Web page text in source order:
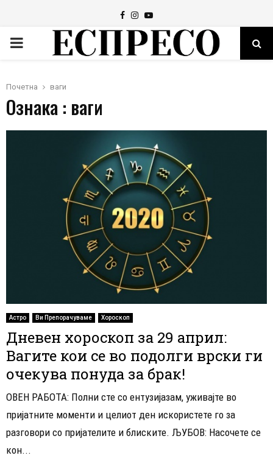
Facebook
Instagram
Youtube
PRIMARY
Почетна ваги
Ознака : ваги
Астро Ви Препорачуваме Хороскоп
Дневен хороскоп за 29 април:
Вагите кои се во подолги врски ги
очекува понуда за брак!
ОВЕН РАБОТА: Полни сте со ентузијазам, уживајте во
пријатните моменти и целиот ден искористете го за
разговори со пријателите и блиските. ЉУБОВ: Насочете се
кон...